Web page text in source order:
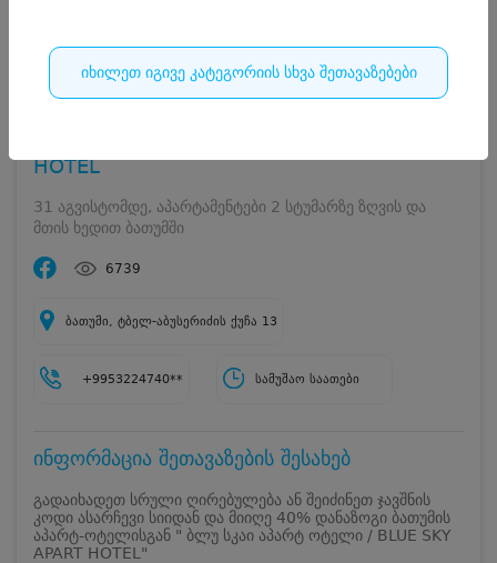
იხილეთ იგივე კატეგორიის სხვა შეთავაზებები
HOTEL
31 აგვისტომდე, აპარტამენტები 2 სტუმარზე ზღვის და
მთის ხედით ბათუმში
6739
ბათუმი, ტბელ-აბუსერიძის ქუჩა 13
+9953224740** სამუშაო საათები
ინფორმაცია შეთავაზების შესახებ
გადაიხადეთ სრული ღირებულება ან შეიძინეთ ჯავშნის
კოდი ასარჩევი სიიდან და მიიღე 40% დანაზოგი ბათუმის
აპარტ-ოტელისგან " ბლუ სკაი აპარტ ოტელი / BLUE SKY
APART HOTEL"